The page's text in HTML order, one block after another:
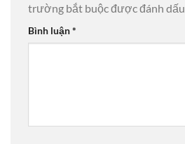
trường bắt buộc được đánh dấu
Bình luận*